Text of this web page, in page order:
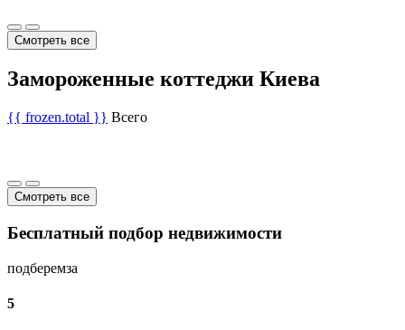
Смотреть все
Замороженные коттеджи Киева
{{ frozen.total }} Всего
Смотреть все
Бесплатный подбор недвижимости
подберемза
5